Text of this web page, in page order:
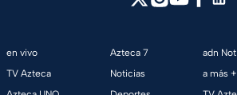
en vivo
TV Azteca
Azteca 7
Noticias
adn
a más +